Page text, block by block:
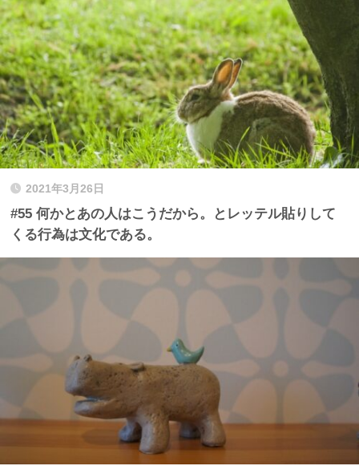
2021年3月26日
#55 何かとあの人はこうだから。とレッテル貼りして
くる行為は文化である。